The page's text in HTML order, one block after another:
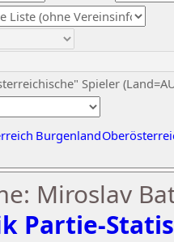
Spieler
Burgenland
Miroslav
Partie-